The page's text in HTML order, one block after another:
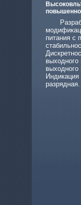
питания с
выходного